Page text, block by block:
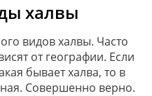
халвы
видов халвы. Часто
от географии. Если
бывает халва, то в
Совершенно верно.